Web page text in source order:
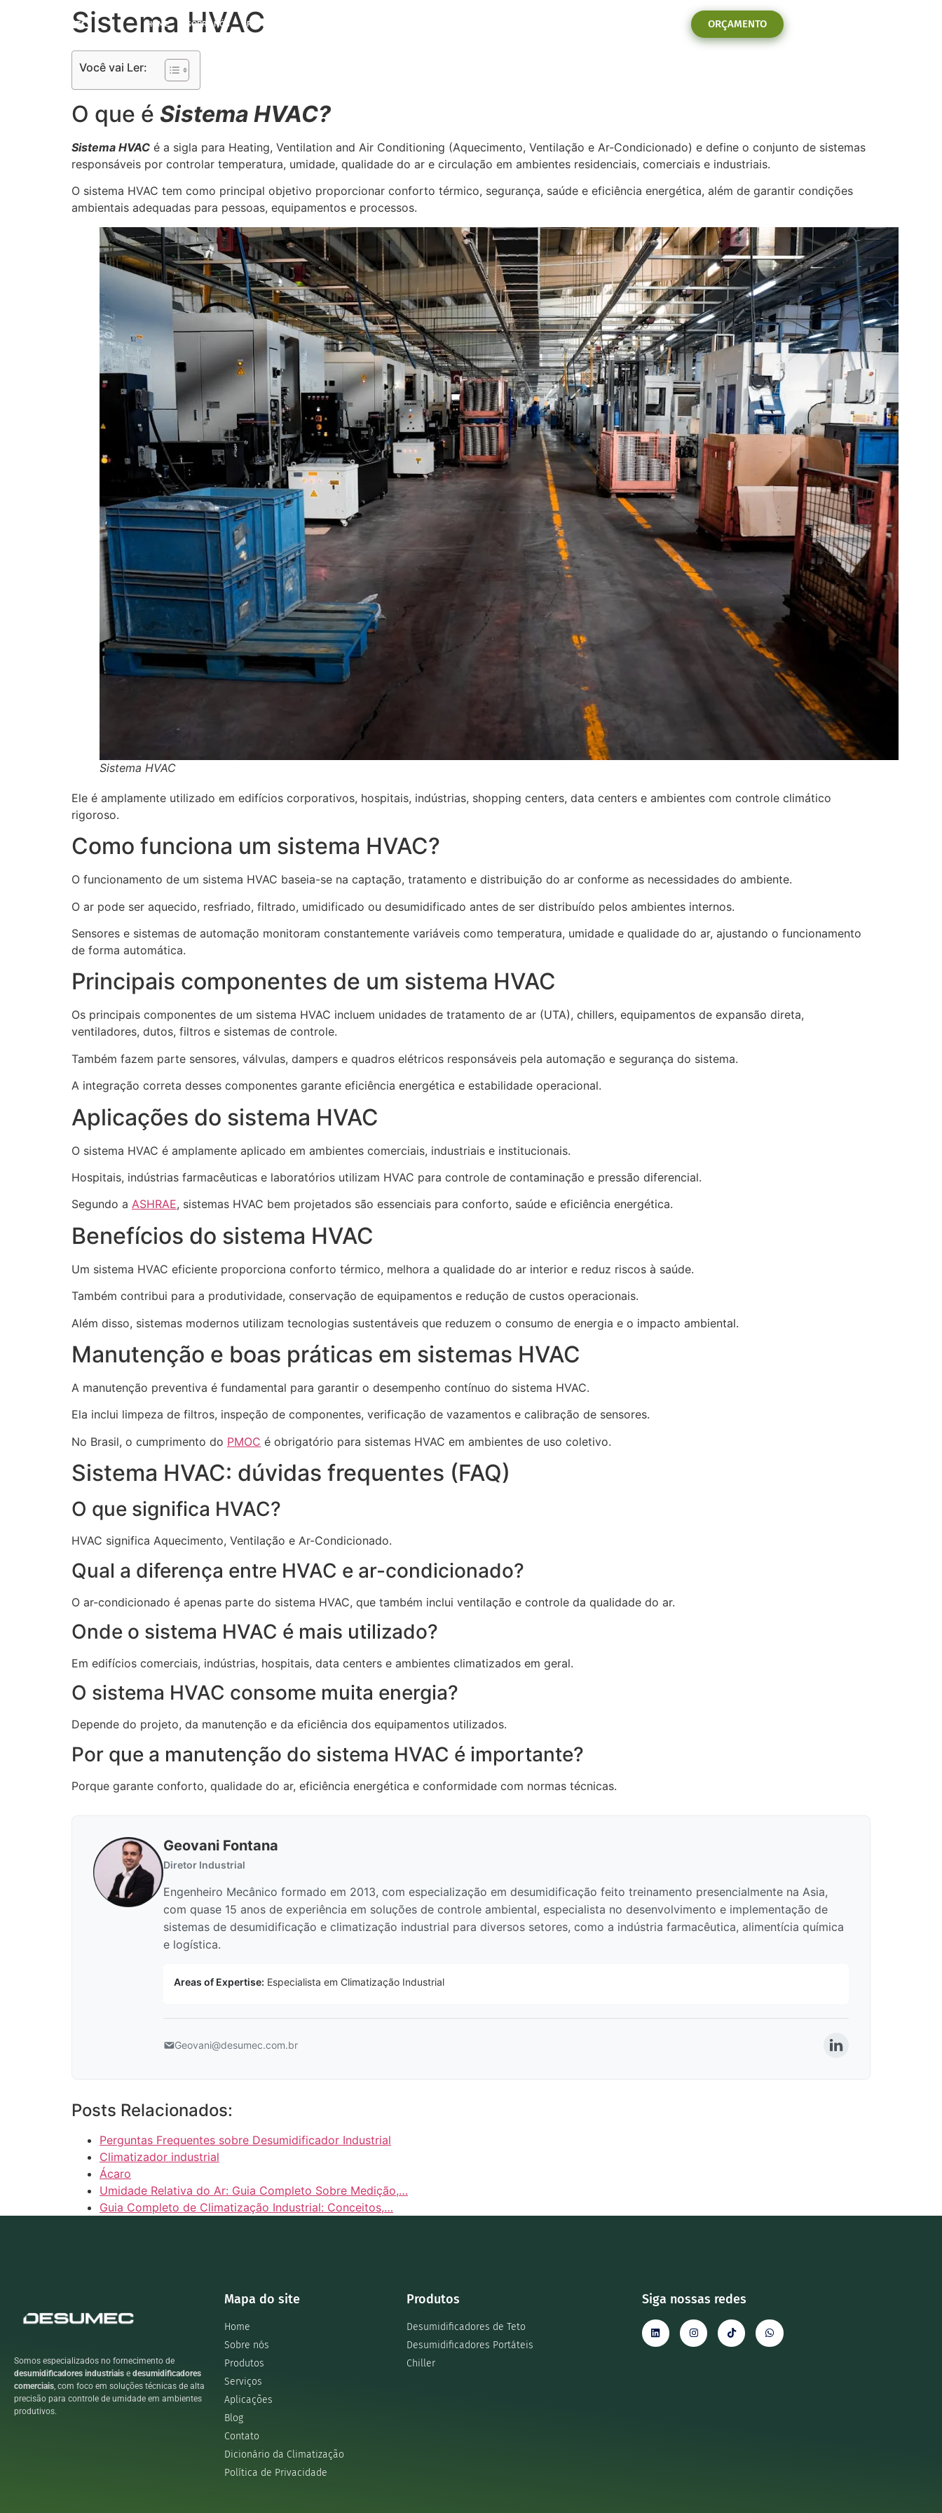
HOME SOBRE NÓS PRODUTOS ORÇAMENTO
Sistema HVAC
Você vai Ler:
O que é Sistema HVAC?
Sistema HVAC é a sigla para Heating, Ventilation and Air Conditioning (Aquecimento, Ventilação e Ar-Condicionado) e define o conjunto de sistemas
responsáveis por controlar temperatura, umidade, qualidade do ar e circulação em ambientes residenciais, comerciais e industriais.
O sistema HVAC tem como principal objetivo proporcionar conforto térmico, segurança, saúde e eficiência energética, além de garantir condições
ambientais adequadas para pessoas, equipamentos e processos.
Sistema HVAC
Ele é amplamente utilizado em edifícios corporativos, hospitais, indústrias, shopping centers, data centers e ambientes com controle climático
rigoroso.
Como funciona um sistema HVAC?
O funcionamento de um sistema HVAC baseia-se na captação, tratamento e distribuição do ar conforme as necessidades do ambiente.
O ar pode ser aquecido, resfriado, filtrado, umidificado ou desumidificado antes de ser distribuído pelos ambientes internos.
Sensores e sistemas de automação monitoram constantemente variáveis como temperatura, umidade e qualidade do ar, ajustando o funcionamento
de forma automática.
Principais componentes de um sistema HVAC
Os principais componentes de um sistema HVAC incluem unidades de tratamento de ar (UTA), chillers, equipamentos de expansão direta,
ventiladores, dutos, filtros e sistemas de controle.
Também fazem parte sensores, válvulas, dampers e quadros elétricos responsáveis pela automação e segurança do sistema.
A integração correta desses componentes garante eficiência energética e estabilidade operacional.
Aplicações do sistema HVAC
O sistema HVAC é amplamente aplicado em ambientes comerciais, industriais e institucionais.
Hospitais, indústrias farmacêuticas e laboratórios utilizam HVAC para controle de contaminação e pressão diferencial.
Segundo a ASHRAE, sistemas HVAC bem projetados são essenciais para conforto, saúde e eficiência energética.
Benefícios do sistema HVAC
Um sistema HVAC eficiente proporciona conforto térmico, melhora a qualidade do ar interior e reduz riscos à saúde.
Também contribui para a produtividade, conservação de equipamentos e redução de custos operacionais.
Além disso, sistemas modernos utilizam tecnologias sustentáveis que reduzem o consumo de energia e o impacto ambiental.
Manutenção e boas práticas em sistemas HVAC
A manutenção preventiva é fundamental para garantir o desempenho contínuo do sistema HVAC.
Ela inclui limpeza de filtros, inspeção de componentes, verificação de vazamentos e calibração de sensores.
No Brasil, o cumprimento do PMOC é obrigatório para sistemas HVAC em ambientes de uso coletivo.
Sistema HVAC: dúvidas frequentes (FAQ)
O que significa HVAC?
HVAC significa Aquecimento, Ventilação e Ar-Condicionado.
Qual a diferença entre HVAC e ar-condicionado?
O ar-condicionado é apenas parte do sistema HVAC, que também inclui ventilação e controle da qualidade do ar.
Onde o sistema HVAC é mais utilizado?
Em edifícios comerciais, indústrias, hospitais, data centers e ambientes climatizados em geral.
O sistema HVAC consome muita energia?
Depende do projeto, da manutenção e da eficiência dos equipamentos utilizados.
Por que a manutenção do sistema HVAC é importante?
Porque garante conforto, qualidade do ar, eficiência energética e conformidade com normas técnicas.
Geovani Fontana
Diretor Industrial
Engenheiro Mecânico formado em 2013, com especialização em desumidificação feito treinamento presencialmente na Asia,
com quase 15 anos de experiência em soluções de controle ambiental, especialista no desenvolvimento e implementação de
sistemas de desumidificação e climatização industrial para diversos setores, como a indústria farmacêutica, alimentícia química
e logística.
Areas of Expertise: Especialista em Climatização Industrial
Geovani@desumec.com.br
Posts Relacionados:
Perguntas Frequentes sobre Desumidificador Industrial
Climatizador industrial
Ácaro
Umidade Relativa do Ar: Guia Completo Sobre Medição,…
Guia Completo de Climatização Industrial: Conceitos,…
Somos especializados no fornecimento de
desumidificadores industriais e desumidificadores
comerciais, com foco em soluções técnicas de alta
precisão para controle de umidade em ambientes
produtivos.
Mapa do site
Home
Sobre nós
Produtos
Serviços
Aplicações
Blog
Contato
Dicionário da Climatização
Política de Privacidade
Produtos
Desumidificadores de Teto
Desumidificadores Portáteis
Chiller
Siga nossas redes